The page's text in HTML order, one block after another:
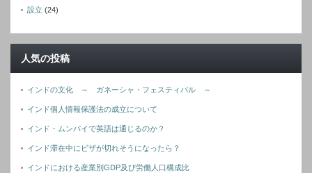
設立 (24)
人気の投稿
インドの文化 ～ ガネーシャ・フェスティバル ～
インド個人情報保護法の成立について
インド・ムンバイで英語は通じるのか？
インド滞在中にビザが切れそうになったら？
インドにおける産業別GDP及び労働人口構成比